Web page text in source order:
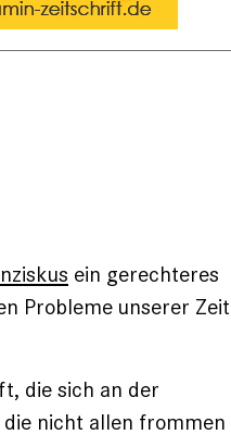
ein gerechteres
Probleme unserer Zeit
die sich an der
nicht allen frommen